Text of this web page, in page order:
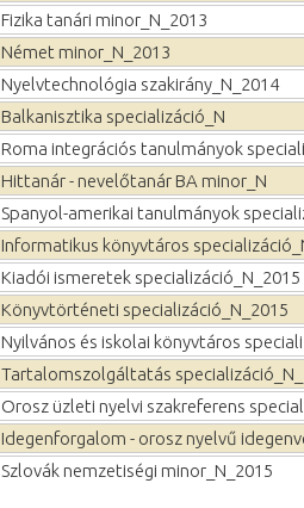
Fizika tanári minor_N_2013
Német minor_N_2013
Nyelvtechnológia szakirány_N_2014
Balkanisztika specializáció_N
Roma integrációs tanulmányok
Hittanár - nevelőtanár BA minor_N
Spanyol-amerikai tanulmányok
Informatikus könyvtáros
Kiadói ismeretek specializáció_N_2015
Könyvtörténeti specializáció_N_2015
Nyilvános és iskolai könyvtáros
Tartalomszolgáltatás
Orosz üzleti nyelvi szakreferens
Idegenforgalom - orosz nyelvű
Szlovák nemzetiségi minor_N_2015